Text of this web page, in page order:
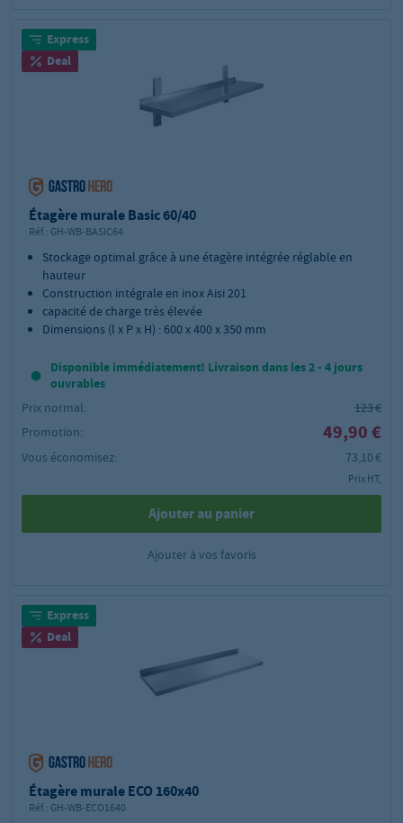
Express
Deal
Étagère murale Basic 60/40
Réf.: GH-WB-BASIC64
Stockage optimal grâce à une étagère intégrée réglable en
hauteur
Construction intégrale en inox Aisi 201
capacité de charge très élevée
Dimensions (l x P x H) : 600 x 400 x 350 mm
Disponible immédiatement! Livraison dans les 2 - 4 jours
ouvrables
Prix normal:
123 €
Promotion:
49,90 €
Vous économisez: 73,10 €
Prix HT,
Ajouter au panier
Ajouter à vos favoris
Express
Deal
Étagère murale ECO 160x40
Réf.: GH-WB-ECO1640